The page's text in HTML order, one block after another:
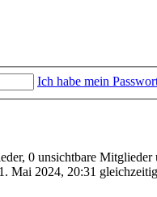
Ich habe mein
0 unsichtbare
Mai 2024, 20:31